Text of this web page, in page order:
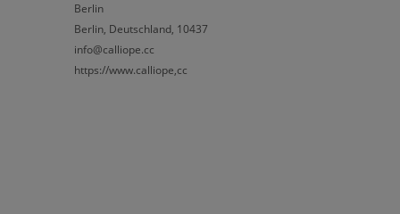
Berlin
Berlin, Deutschland, 10437
info@calliope.cc
https://www.calliope,cc